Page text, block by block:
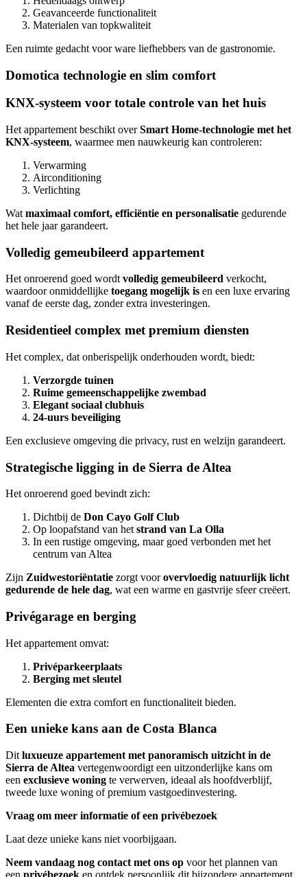
Geavanceerde functionaliteit
Materialen van topkwaliteit
Een ruimte gedacht voor ware liefhebbers van de gastronomie.
Domotica technologie en slim comfort
KNX-systeem voor totale controle van het huis
Het appartement beschikt overSmart Home-technologie met het
KNX-systeem, waarmee men nauwkeurig kan controleren:
Verwarming
Airconditioning
Verlichting
Wat maximaal comfort, efficiëntie en personalisatie gedurende
het hele jaar garandeert.
Volledig gemeubileerd appartement
Het onroerend goed wordt volledig gemeubileerd verkocht,
waardoor onmiddellijke toegang mogelijk is en een luxe ervaring
vanaf de eerste dag, zonder extra investeringen.
Residentieel complex met premium diensten
Het complex, dat onberispelijk onderhouden wordt, biedt:
Verzorgde tuinen
Ruime gemeenschappelijke zwembad
Elegant sociaal clubhuis
24-uurs beveiliging
Een exclusieve omgeving die privacy, rust en welzijn garandeert.
Strategische ligging in de Sierra de Altea
Het onroerend goed bevindt zich:
Dichtbij de Don Cayo Golf Club
Op loopafstand van het strand van La Olla
In een rustige omgeving, maar goed verbonden met het
centrum van Altea
Zijn Zuidwestoriëntatie zorgt voorovervloedig natuurlijk licht
gedurende de hele dag, wat een warme en gastvrije sfeer creëert.
Privégarage en berging
Het appartement omvat:
Privéparkeerplaats
Berging met sleutel
Elementen die extra comfort en functionaliteit bieden.
Een unieke kans aan de Costa Blanca
Dit luxueuze appartement met panoramisch uitzicht in de
Sierra de Altea vertegenwoordigt een uitzonderlijke kans om
een exclusieve woning te verwerven, ideaal als hoofdverblijf,
tweede luxe woning of premium vastgoedinvestering.
Vraag om meer informatie of een privébezoek
Laat deze unieke kans niet voorbijgaan.
Neem vandaag nog contact met ons op voor het plannen van